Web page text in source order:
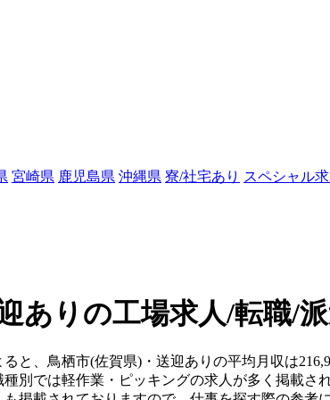
宮崎県 鹿児島県 沖縄県 寮/社宅あり スペシャル求
ありの工場求人/転職/
と、鳥栖市(佐賀県)・送迎ありの平均月収は
別では軽作業・ピッキングの求人が多く掲載さ